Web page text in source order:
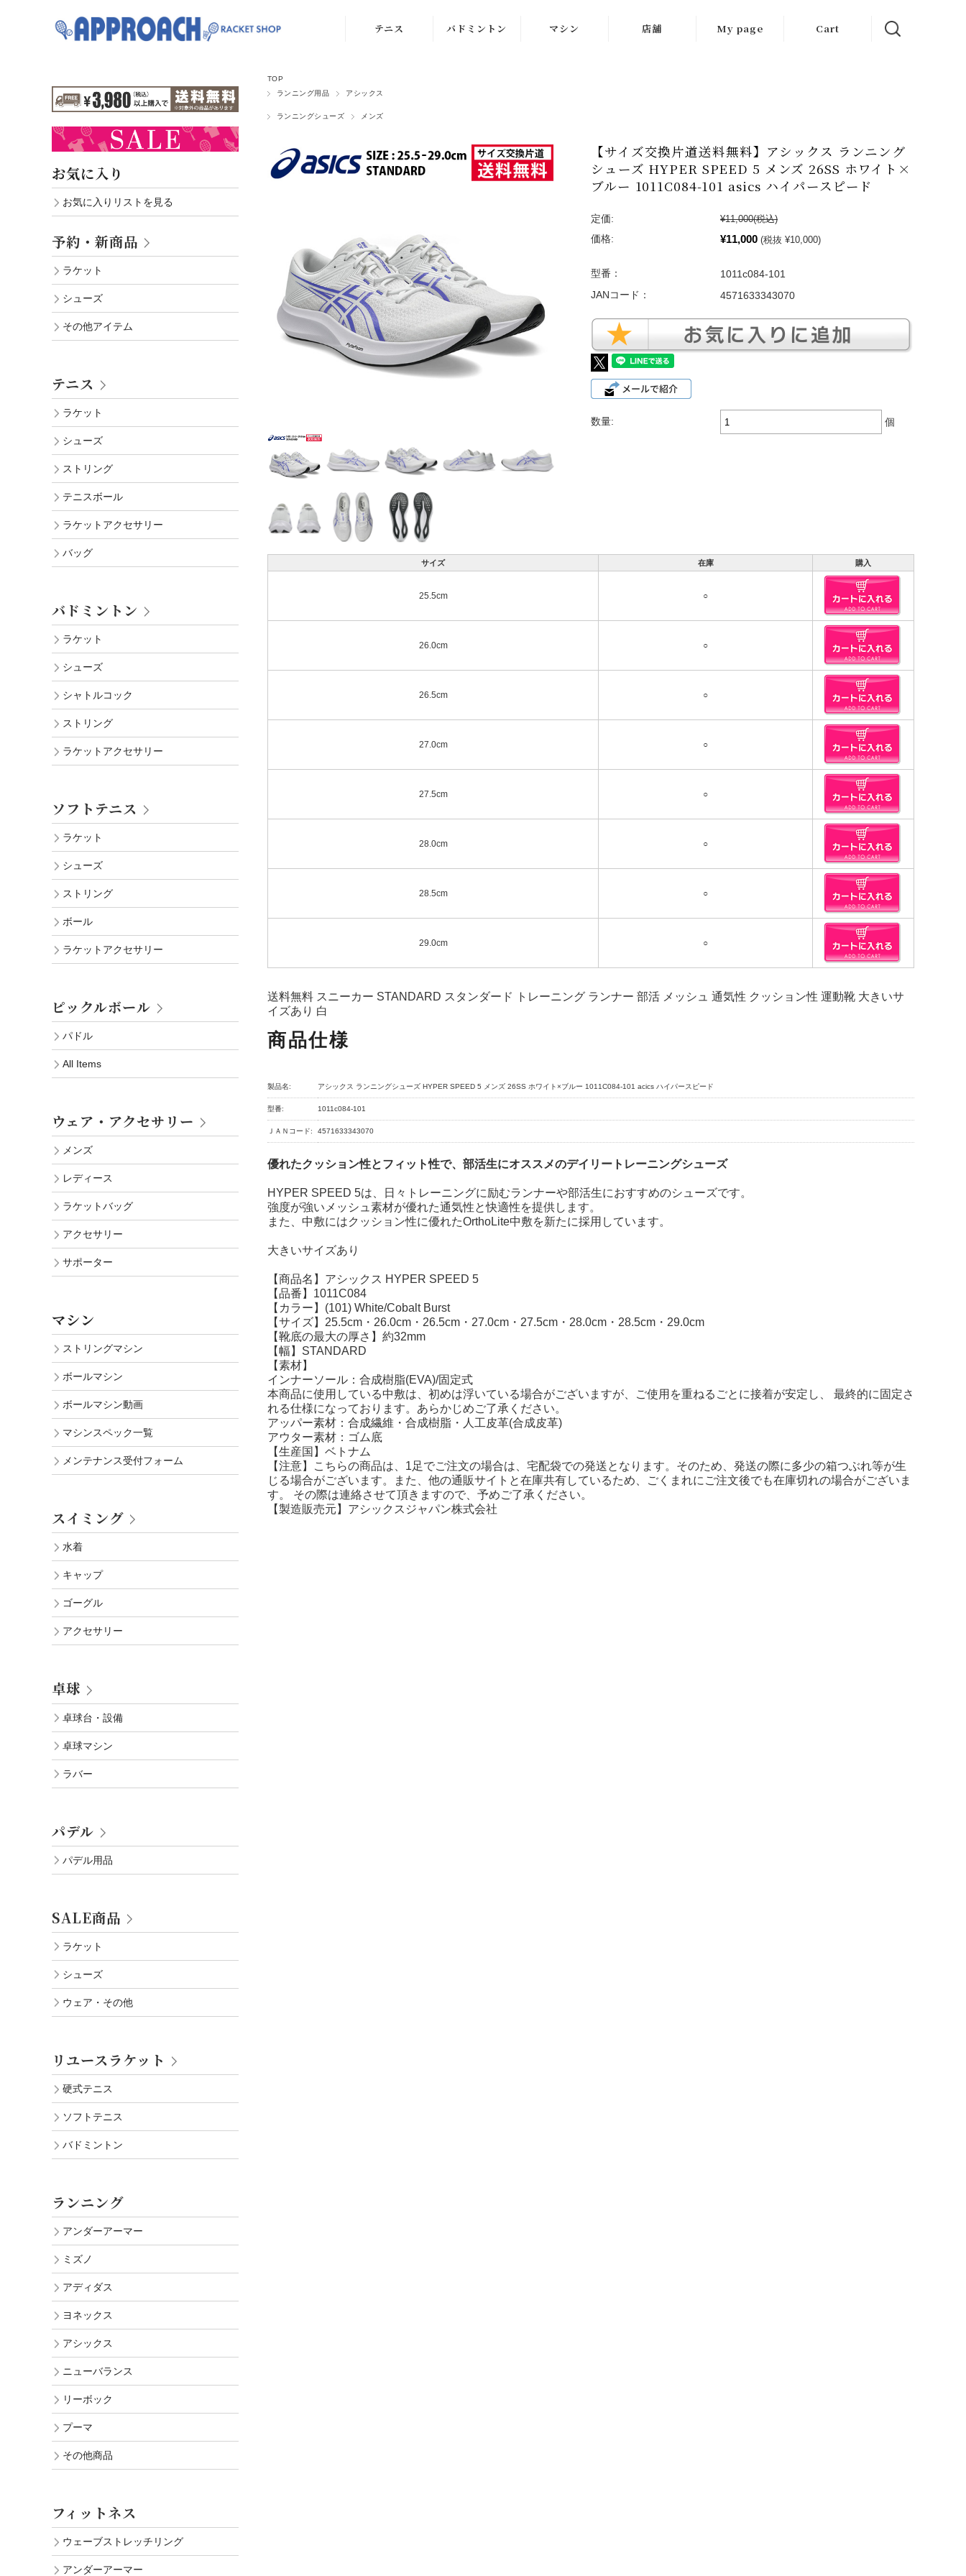
テニス
シューズ
テニスボール
バッグ
バドミントン
シャトルコック
マシン
修理メンテナンス
店舗 My page Cart
TOP
ランニング用品
アシックス
ランニングシューズ メンズ
【サイズ交換片道送料無料】アシックス ランニング
シューズ HYPER SPEED 5 メンズ 26SS ホワイト×
ブルー 1011C084-101 asics ハイパースピード
定価: ¥11,000(税込)
価格:
¥11,000 (税抜 ¥10,000)
型番：
1011c084-101
JANコード：
4571633343070
数量: 個
サイズ 在庫 購入
25.5cm ○
26.0cm ○
26.5cm ○
27.0cm ○
27.5cm ○
28.0cm ○
28.5cm ○
29.0cm ○
送料無料 スニーカー STANDARD スタンダード トレーニング ランナー 部活 メッシュ 通気性 クッション性 運動靴 大きいサ
イズあり 白
商品仕様
製品名: アシックス ランニングシューズ HYPER SPEED 5 メンズ 26SS ホワイト×ブルー 1011C084-101 acics ハイパースピード
型番: 1011c084-101
ＪＡＮコード: 4571633343070
優れたクッション性とフィット性で、部活生にオススメのデイリートレーニングシューズ
HYPER SPEED 5は、日々トレーニングに励むランナーや部活生におすすめのシューズです。
強度が強いメッシュ素材が優れた通気性と快適性を提供します。
また、中敷にはクッション性に優れたOrthoLite中敷を新たに採用しています。
大きいサイズあり
【商品名】アシックス HYPER SPEED 5
【品番】1011C084
【カラー】(101) White/Cobalt Burst
【サイズ】25.5cm・26.0cm・26.5cm・27.0cm・27.5cm・28.0cm・28.5cm・29.0cm
【靴底の最大の厚さ】約32mm
【幅】STANDARD
【素材】
インナーソール：合成樹脂(EVA)/固定式
本商品に使用している中敷は、初めは浮いている場合がございますが、ご使用を重ねるごとに接着が安定し、 最終的に固定さ
れる仕様になっております。あらかじめご了承ください。
アッパー素材：合成繊維・合成樹脂・人工皮革(合成皮革)
アウター素材：ゴム底
【生産国】ベトナム
【注意】こちらの商品は、1足でご注文の場合は、宅配袋での発送となります。そのため、発送の際に多少の箱つぶれ等が生
じる場合がございます。また、他の通販サイトと在庫共有しているため、ごくまれにご注文後でも在庫切れの場合がございま
す。 その際は連絡させて頂きますので、予めご了承ください。
【製造販売元】アシックスジャパン株式会社
お気に入り
お気に入りリストを見る
予約・新商品
ラケット
シューズ
その他アイテム
テニス
ラケット
シューズ
ストリング
テニスボール
ラケットアクセサリー
バッグ
バドミントン
ラケット
シューズ
シャトルコック
ストリング
ラケットアクセサリー
ソフトテニス
ラケット
シューズ
ストリング
ボール
ラケットアクセサリー
ピックルボール
パドル
All Items
ウェア・アクセサリー
メンズ
レディース
ラケットバッグ
アクセサリー
サポーター
マシン
ストリングマシン
ボールマシン
ボールマシン動画
マシンスペック一覧
メンテナンス受付フォーム
スイミング
水着
キャップ
ゴーグル
アクセサリー
卓球
卓球台・設備
卓球マシン
ラバー
パデル
パデル用品
SALE商品
ラケット
シューズ
ウェア・その他
リユースラケット
硬式テニス
ソフトテニス
バドミントン
ランニング
アンダーアーマー
ミズノ
アディダス
ヨネックス
アシックス
ニューバランス
リーボック
プーマ
その他商品
フィットネス
ウェーブストレッチリング
アンダーアーマー